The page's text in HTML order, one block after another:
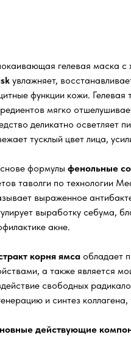
гелевая маска с
увлажняет,
функции кожи. Гелевая
мягко
деликатно осветляет
тусклый цвет лица,
формулы фенольные
таволги по технологии
выраженное
выработку себума,
акне.
корня ямса обладает
а также является
свободных
и синтез
действующие